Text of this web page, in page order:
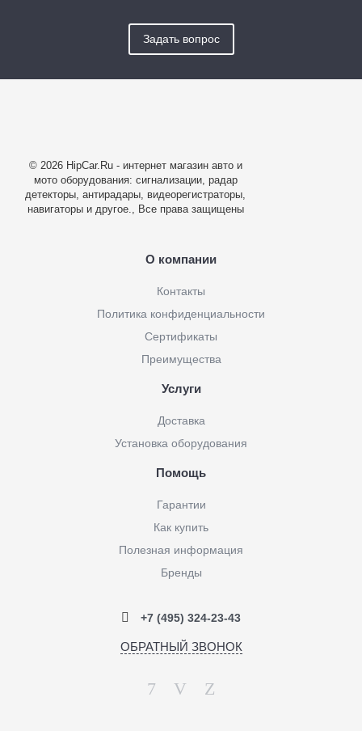
Задать вопрос
© 2026 HipCar.Ru - интернет магазин авто и
мото оборудования: сигнализации, радар
детекторы, антирадары, видеорегистраторы,
навигаторы и другое., Все права защищены
О компании
Контакты
Политика конфиденциальности
Сертификаты
Преимущества
Услуги
Доставка
Установка оборудования
Помощь
Гарантии
Как купить
Полезная информация
Бренды
+7 (495) 324-23-43
ОБРАТНЫЙ ЗВОНОК